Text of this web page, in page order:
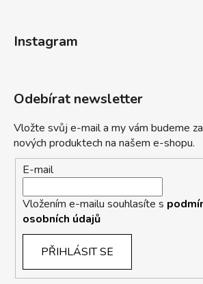
Instagram
Odebírat newsletter
Vložte svůj e-mail a my vám budeme
nových produktech na našem e-shopu.
E-mail
Vložením e-mailu souhlasíte s
osobních údajů
PŘIHLÁSIT SE